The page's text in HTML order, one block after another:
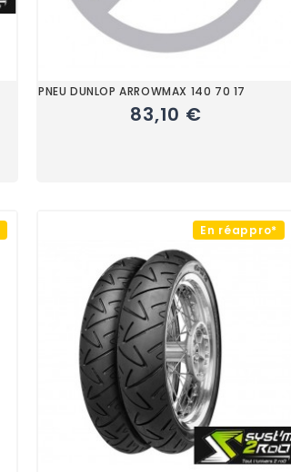
PNEU DUNLOP ARROWMAX 140 70 17
83,10 €
En réappro*